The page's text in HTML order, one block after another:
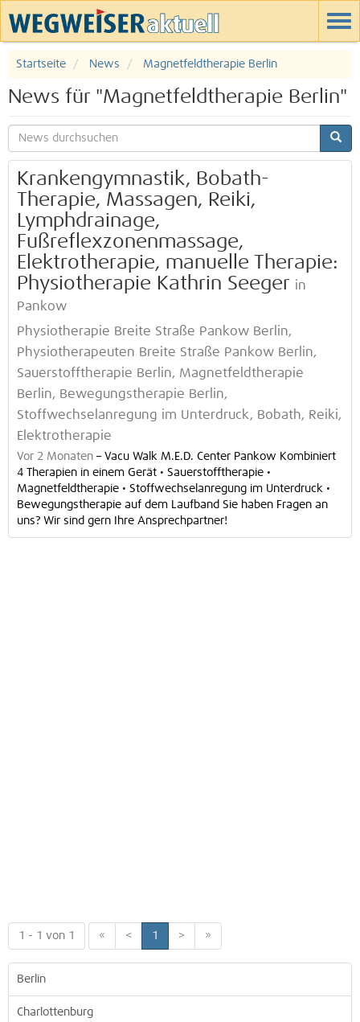
Startseite News Magnetfeldtherapie Berlin
News für "Magnetfeldtherapie Berlin"
Krankengymnastik, Bobath-
Therapie, Massagen, Reiki,
Lymphdrainage,
Fußreflexzonenmassage,
Elektrotherapie, manuelle Therapie:
Physiotherapie Kathrin Seeger in
Pankow
Physiotherapie Breite Straße Pankow Berlin,
Physiotherapeuten Breite Straße Pankow Berlin,
Sauerstofftherapie Berlin, Magnetfeldtherapie
Berlin, Bewegungstherapie Berlin,
Stoffwechselanregung im Unterdruck, Bobath, Reiki,
Elektrotherapie
Vor 2 Monaten – Vacu Walk M.E.D. Center Pankow Kombiniert
4 Therapien in einem Gerät • Sauerstofftherapie •
Magnetfeldtherapie • Stoffwechselanregung im Unterdruck •
Bewegungstherapie auf dem Laufband Sie haben Fragen an
uns? Wir sind gern Ihre Ansprechpartner!
1 - 1 von 1 « < 1 > »
Berlin
Charlottenburg